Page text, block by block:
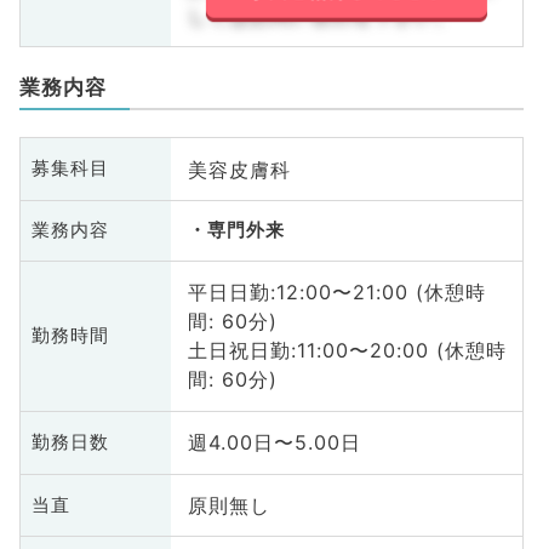
しくはお問い合わせ下さい。
業務内容
募集科目 美容皮膚科
業務内容 専門外来
勤務時間
平日日勤:12:00〜21:00 (休憩時
間: 60分)
土日祝日勤:11:00〜20:00 (休憩時
間: 60分)
勤務日数 週4.00日〜5.00日
当直 原則無し